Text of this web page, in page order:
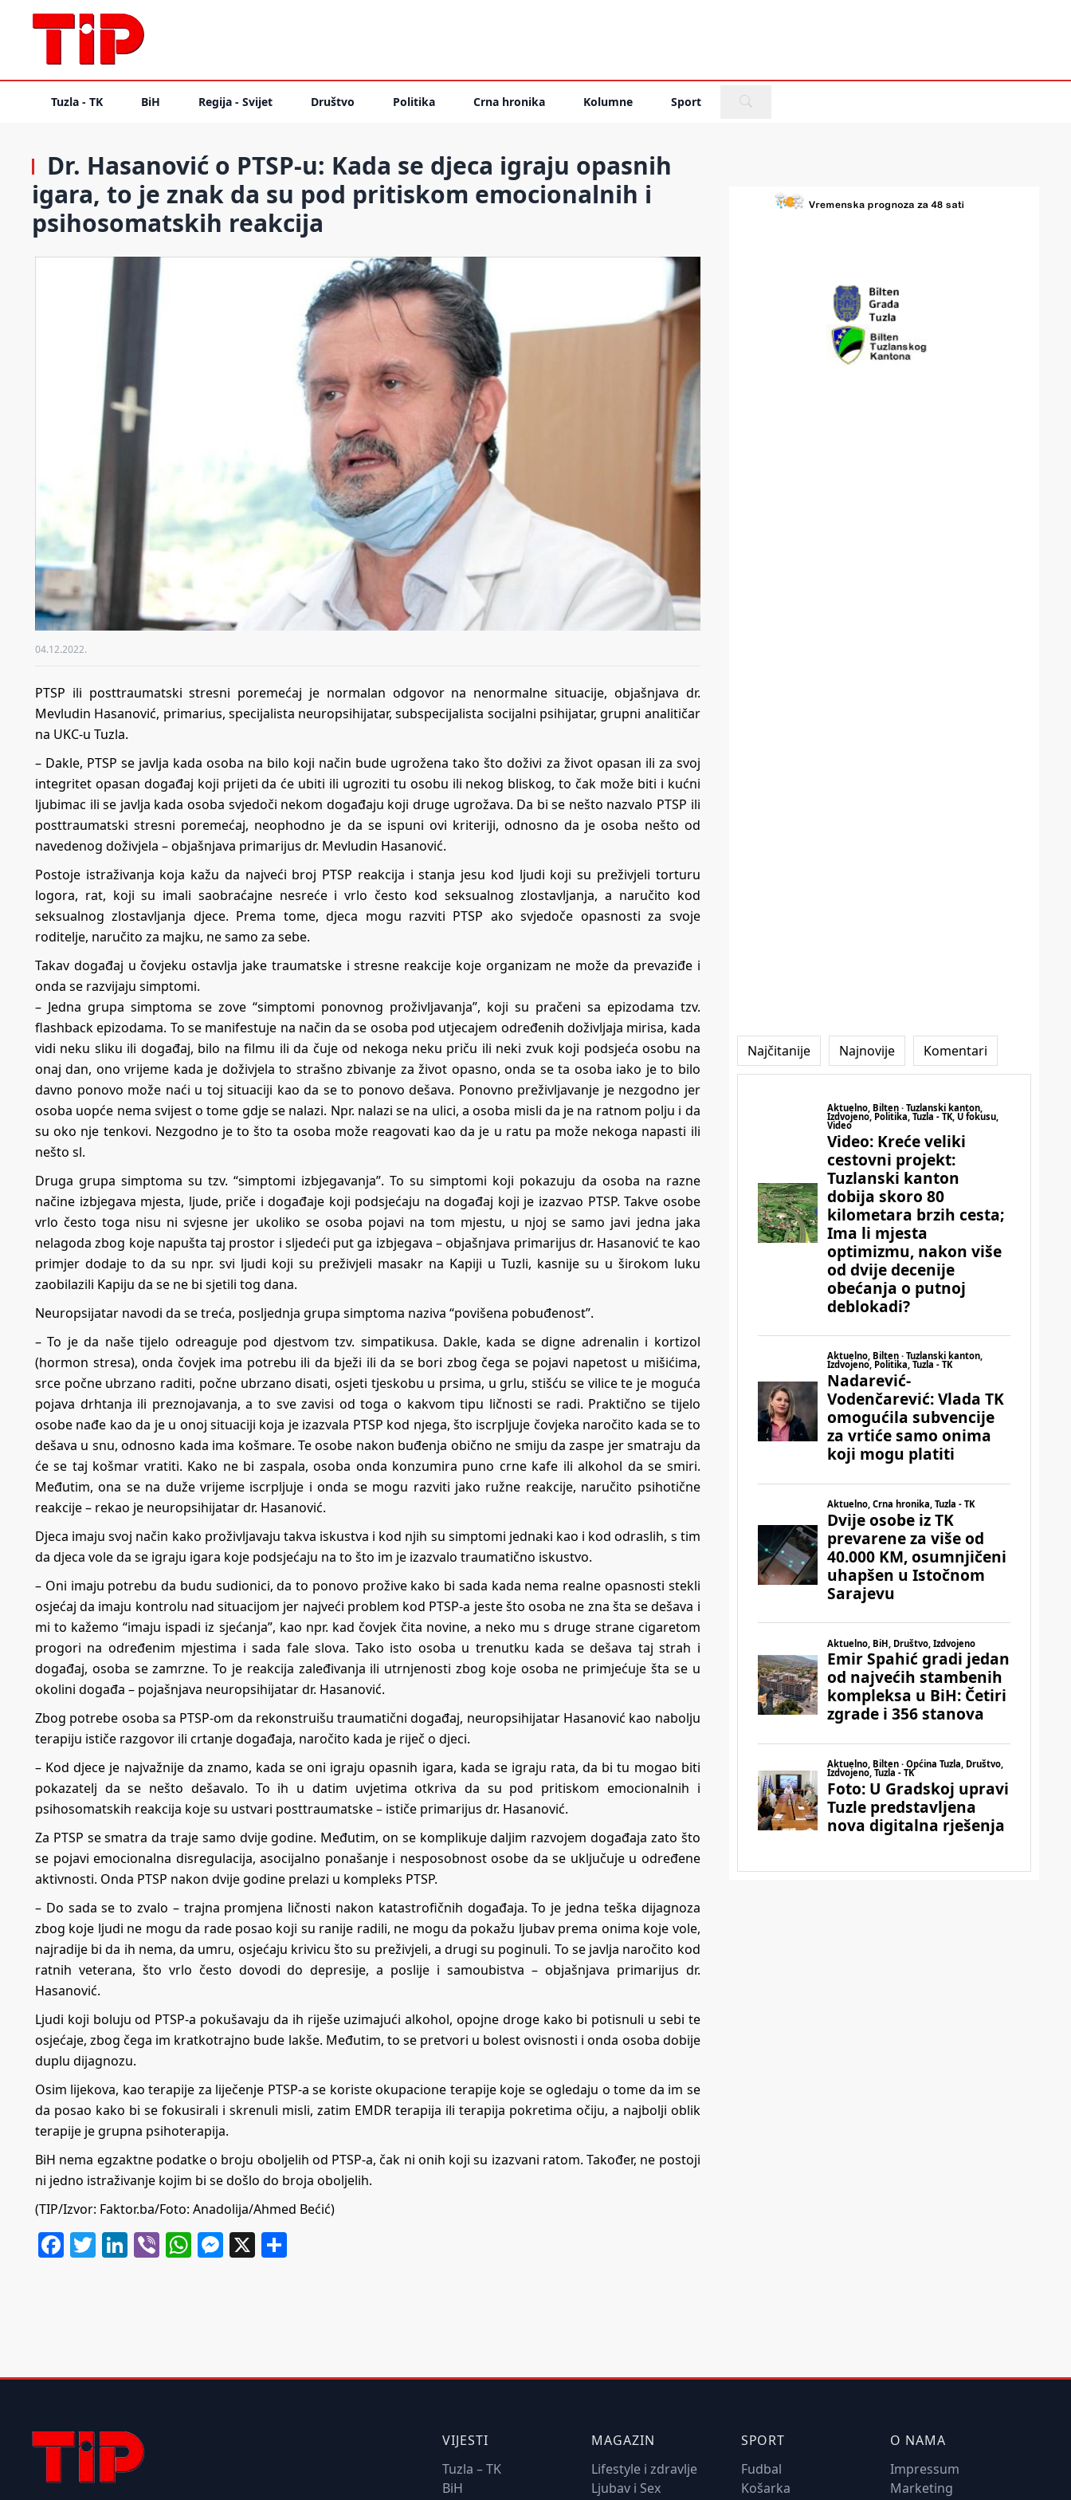
Tuzla - TK BiH Regija - Svijet Društvo Politika Crna hronika Kolumne Sport
Dr. Hasanović o PTSP-u: Kada se djeca igraju opasnih
igara, to je znak da su pod pritiskom emocionalnih i
psihosomatskih reakcija
04.12.2022.
PTSP ili posttraumatski stresni poremećaj je normalan odgovor na nenormalne situacije, objašnjava dr.
Mevludin Hasanović, primarius, specijalista neuropsihijatar, subspecijalista socijalni psihijatar, grupni analitičar
na UKC-u Tuzla.
– Dakle, PTSP se javlja kada osoba na bilo koji način bude ugrožena tako što doživi za život opasan ili za svoj
integritet opasan događaj koji prijeti da će ubiti ili ugroziti tu osobu ili nekog bliskog, to čak može biti i kućni
ljubimac ili se javlja kada osoba svjedoči nekom događaju koji druge ugrožava. Da bi se nešto nazvalo PTSP ili
posttraumatski stresni poremećaj, neophodno je da se ispuni ovi kriteriji, odnosno da je osoba nešto od
navedenog doživjela – objašnjava primarijus dr. Mevludin Hasanović.
Postoje istraživanja koja kažu da najveći broj PTSP reakcija i stanja jesu kod ljudi koji su preživjeli torturu
logora, rat, koji su imali saobraćajne nesreće i vrlo često kod seksualnog zlostavljanja, a naručito kod
seksualnog zlostavljanja djece. Prema tome, djeca mogu razviti PTSP ako svjedoče opasnosti za svoje
roditelje, naručito za majku, ne samo za sebe.
Takav događaj u čovjeku ostavlja jake traumatske i stresne reakcije koje organizam ne može da prevaziđe i
onda se razvijaju simptomi.
– Jedna grupa simptoma se zove “simptomi ponovnog proživljavanja”, koji su pračeni sa epizodama tzv.
flashback epizodama. To se manifestuje na način da se osoba pod utjecajem određenih doživljaja mirisa, kada
vidi neku sliku ili događaj, bilo na filmu ili da čuje od nekoga neku priču ili neki zvuk koji podsjeća osobu na
onaj dan, ono vrijeme kada je doživjela to strašno zbivanje za život opasno, onda se ta osoba iako je to bilo
davno ponovo može naći u toj situaciji kao da se to ponovo dešava. Ponovno preživljavanje je nezgodno jer
osoba uopće nema svijest o tome gdje se nalazi. Npr. nalazi se na ulici, a osoba misli da je na ratnom polju i da
su oko nje tenkovi. Nezgodno je to što ta osoba može reagovati kao da je u ratu pa može nekoga napasti ili
nešto sl.
Druga grupa simptoma su tzv. “simptomi izbjegavanja”. To su simptomi koji pokazuju da osoba na razne
načine izbjegava mjesta, ljude, priče i događaje koji podsjećaju na događaj koji je izazvao PTSP. Takve osobe
vrlo često toga nisu ni svjesne jer ukoliko se osoba pojavi na tom mjestu, u njoj se samo javi jedna jaka
nelagoda zbog koje napušta taj prostor i sljedeći put ga izbjegava – objašnjava primarijus dr. Hasanović te kao
primjer dodaje to da su npr. svi ljudi koji su preživjeli masakr na Kapiji u Tuzli, kasnije su u širokom luku
zaobilazili Kapiju da se ne bi sjetili tog dana.
Neuropsijatar navodi da se treća, posljednja grupa simptoma naziva “povišena pobuđenost”.
– To je da naše tijelo odreaguje pod djestvom tzv. simpatikusa. Dakle, kada se digne adrenalin i kortizol
(hormon stresa), onda čovjek ima potrebu ili da bježi ili da se bori zbog čega se pojavi napetost u mišićima,
srce počne ubrzano raditi, počne ubrzano disati, osjeti tjeskobu u prsima, u grlu, stišću se vilice te je moguća
pojava drhtanja ili preznojavanja, a to sve zavisi od toga o kakvom tipu ličnosti se radi. Praktično se tijelo
osobe nađe kao da je u onoj situaciji koja je izazvala PTSP kod njega, što iscrpljuje čovjeka naročito kada se to
dešava u snu, odnosno kada ima košmare. Te osobe nakon buđenja obično ne smiju da zaspe jer smatraju da
će se taj košmar vratiti. Kako ne bi zaspala, osoba onda konzumira puno crne kafe ili alkohol da se smiri.
Međutim, ona se na duže vrijeme iscrpljuje i onda se mogu razviti jako ružne reakcije, naručito psihotične
reakcije – rekao je neuropsihijatar dr. Hasanović.
Djeca imaju svoj način kako proživljavaju takva iskustva i kod njih su simptomi jednaki kao i kod odraslih, s tim
da djeca vole da se igraju igara koje podsjećaju na to što im je izazvalo traumatično iskustvo.
– Oni imaju potrebu da budu sudionici, da to ponovo prožive kako bi sada kada nema realne opasnosti stekli
osjećaj da imaju kontrolu nad situacijom jer najveći problem kod PTSP-a jeste što osoba ne zna šta se dešava i
mi to kažemo “imaju ispadi iz sjećanja”, kao npr. kad čovjek čita novine, a neko mu s druge strane cigaretom
progori na određenim mjestima i sada fale slova. Tako isto osoba u trenutku kada se dešava taj strah i
događaj, osoba se zamrzne. To je reakcija zaleđivanja ili utrnjenosti zbog koje osoba ne primjećuje šta se u
okolini događa – pojašnjava neuropsihijatar dr. Hasanović.
Zbog potrebe osoba sa PTSP-om da rekonstruišu traumatični događaj, neuropsihijatar Hasanović kao nabolju
terapiju ističe razgovor ili crtanje događaja, naročito kada je riječ o djeci.
– Kod djece je najvažnije da znamo, kada se oni igraju opasnih igara, kada se igraju rata, da bi tu mogao biti
pokazatelj da se nešto dešavalo. To ih u datim uvjetima otkriva da su pod pritiskom emocionalnih i
psihosomatskih reakcija koje su ustvari posttraumatske – ističe primarijus dr. Hasanović.
Za PTSP se smatra da traje samo dvije godine. Međutim, on se komplikuje daljim razvojem događaja zato što
se pojavi emocionalna disregulacija, asocijalno ponašanje i nesposobnost osobe da se uključuje u određene
aktivnosti. Onda PTSP nakon dvije godine prelazi u kompleks PTSP.
– Do sada se to zvalo – trajna promjena ličnosti nakon katastrofičnih događaja. To je jedna teška dijagnoza
zbog koje ljudi ne mogu da rade posao koji su ranije radili, ne mogu da pokažu ljubav prema onima koje vole,
najradije bi da ih nema, da umru, osjećaju krivicu što su preživjeli, a drugi su poginuli. To se javlja naročito kod
ratnih veterana, što vrlo često dovodi do depresije, a poslije i samoubistva – objašnjava primarijus dr.
Hasanović.
Ljudi koji boluju od PTSP-a pokušavaju da ih riješe uzimajući alkohol, opojne droge kako bi potisnuli u sebi te
osjećaje, zbog čega im kratkotrajno bude lakše. Međutim, to se pretvori u bolest ovisnosti i onda osoba dobije
duplu dijagnozu.
Osim lijekova, kao terapije za liječenje PTSP-a se koriste okupacione terapije koje se ogledaju o tome da im se
da posao kako bi se fokusirali i skrenuli misli, zatim EMDR terapija ili terapija pokretima očiju, a najbolji oblik
terapije je grupna psihoterapija.
BiH nema egzaktne podatke o broju oboljelih od PTSP-a, čak ni onih koji su izazvani ratom. Također, ne postoji
ni jedno istraživanje kojim bi se došlo do broja oboljelih.
(TIP/Izvor: Faktor.ba/Foto: Anadolija/Ahmed Bećić)
Facebook
Twitter
LinkedIn
ViberWhatsApp
Messenger
X
Najčitanije Najnovije Komentari
VIJESTI
Tuzla – TK
BiH
MAGAZIN
Lifestyle i zdravlje
Ljubav i Sex
SPORT
Fudbal
Košarka
O NAMA
Impressum
Marketing